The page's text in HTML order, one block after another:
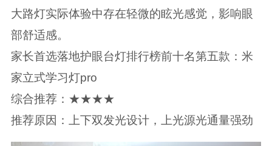
大路灯实际体验中存在轻微的眩光感觉，影响眼
部舒适感。
家长首选落地护眼台灯排行榜前十名第五款：米
家立式学习灯pro
综合推荐：★★★★
推荐原因：上下双发光设计，上光源光通量强劲